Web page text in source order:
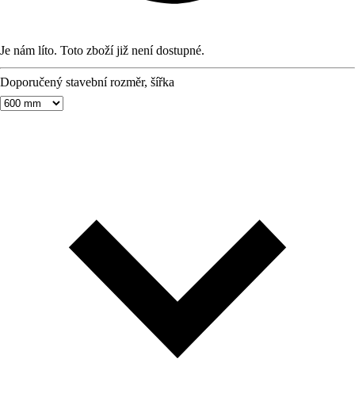
Je nám líto. Toto zboží již není dostupné.
Doporučený stavební rozměr, šířka